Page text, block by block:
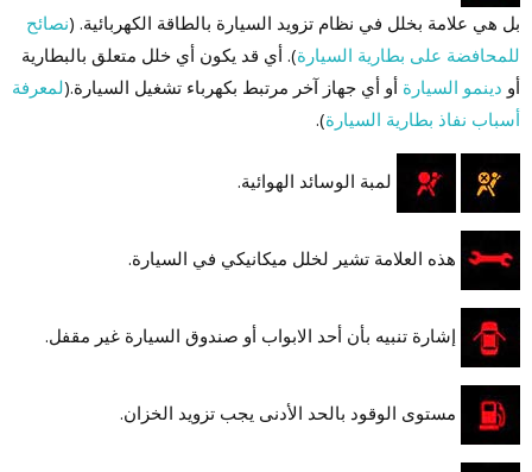
بل هي علامة بخلل في نظام تزويد السيارة بالطاقة الكهربائية. (نصائح
للمحافضة على بطارية السيارة). أي قد يكون أي خلل متعلق بالبطارية
أو دينمو السيارة أو أي جهاز آخر مرتبط بكهرباء تشغيل السيارة.(لمعرفة
أسباب نفاذ بطارية السيارة).
لمبة الوسائد الهوائية.
هذه العلامة تشير لخلل ميكانيكي في السيارة.
إشارة تنبيه بأن أحد الابواب أو صندوق السيارة غير مقفل.
مستوى الوقود بالحد الأدنى يجب تزويد الخزان.